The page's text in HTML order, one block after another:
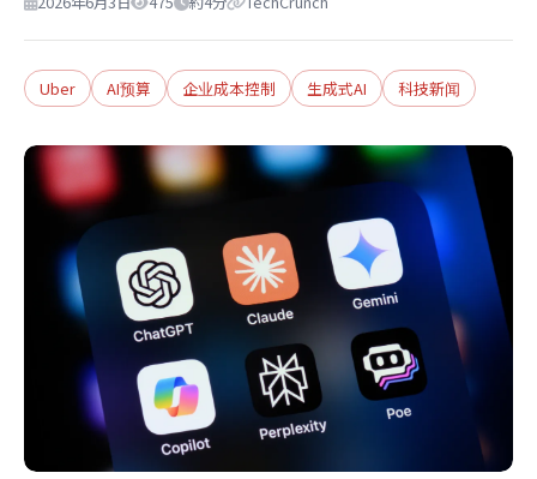
Uber AI预算 企业成本控制 生成式AI 科技新闻